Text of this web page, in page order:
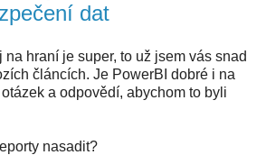
dat
na hraní je super, to už jsem vás snad
článcích. Je PowerBI dobré i na
a odpovědí, abychom to byli
nasadit?